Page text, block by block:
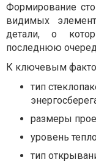
Формирование
видимых
детали, о
последнюю
К ключевым
тип
размеры
уровень
тип